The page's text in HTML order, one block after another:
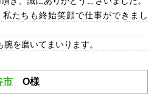
たちも終始笑顔で仕事ができまし
を磨いてまいります。
市 O様